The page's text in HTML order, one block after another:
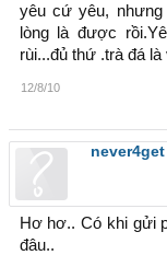
yêu cứ yêu, nhưng
lòng là được
rùi...đủ thứ .trà đá là
12/8/10
never4get
Hơ hơ.. Có khi gửi
đâu..